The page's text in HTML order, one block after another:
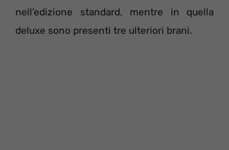
nell’edizione standard, mentre in quella
deluxe sono presenti tre ulteriori brani.